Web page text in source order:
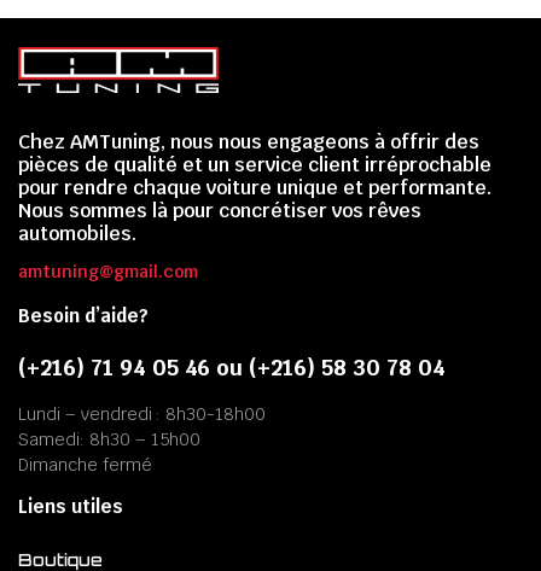
Chez AMTuning, nous nous engageons à offrir des
pièces de qualité et un service client irréprochable
pour rendre chaque voiture unique et performante.
Nous sommes là pour concrétiser vos rêves
automobiles.
amtuning@gmail.com
Besoin d’aide?
(+216) 71 94 05 46 ou (+216) 58 30 78 04
Lundi – vendredi : 8h30-18h00
Samedi: 8h30 – 15h00
Dimanche fermé
Liens utiles
Boutique